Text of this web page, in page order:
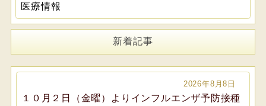
医療情報
新着記事
2026年8月8日
１０月２日（金曜）よりインフルエンザ予防接種